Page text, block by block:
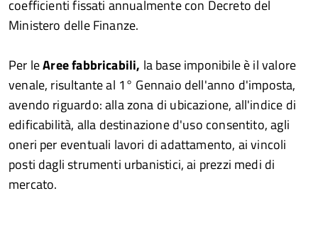
coefficienti fissati annualmente con Decreto del
Ministero delle Finanze.
Per leAree fabbricabili, la base imponibile è il valore
venale, risultante al 1° Gennaio dell'anno d'imposta,
avendo riguardo: alla zona di ubicazione, all'indice di
edificabilità, alla destinazione d'uso consentito, agli
oneri per eventuali lavori di adattamento, ai vincoli
posti dagli strumenti urbanistici, ai prezzi medi di
mercato.